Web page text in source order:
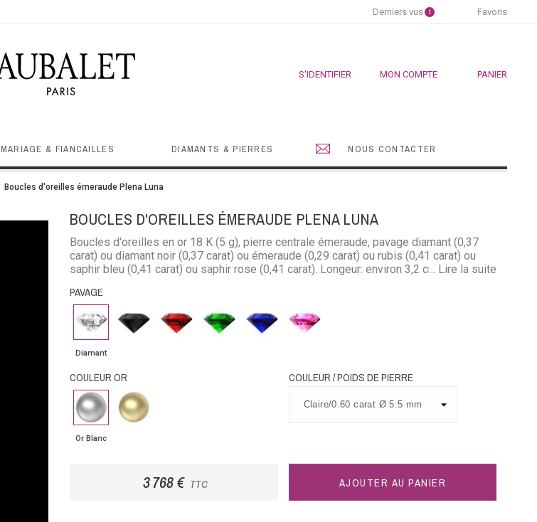
Derniers vus 1 Favoris
S'IDENTIFIER MON COMPTE PANIER
MARIAGE & FIANCAILLES DIAMANTS & PIERRES NOUS CONTACTER
Boucles d'oreilles émeraude Plena Luna
BOUCLES D'OREILLES ÉMERAUDE PLENA LUNA
Boucles d'oreilles en or 18 K (5 g), pierre centrale émeraude, pavage diamant (0,37
carat) ou diamant noir (0,37 carat) ou émeraude (0,29 carat) ou rubis (0,41 carat) ou
saphir bleu (0,41 carat) ou saphir rose (0,41 carat). Longeur: environ 3,2 cm selon la
... Lire la suite
PAVAGE
Diamant
Diamant
Diamant
noir
Rubis Emeraude
Saphir
bleu
Saphir
rose
COULEUR OR
Or
Blanc
Or Blanc
Or
Jaune
COULEUR / POIDS DE PIERRE
3 768 € TTC AJOUTER AU PANIER